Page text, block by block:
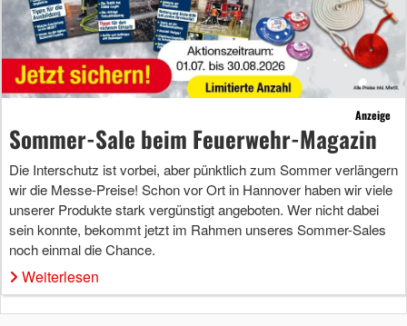
Anzeige
Sommer-Sale beim Feuerwehr-Magazin
Die Interschutz ist vorbei, aber pünktlich zum Sommer verlängern
wir die Messe-Preise! Schon vor Ort in Hannover haben wir viele
unserer Produkte stark vergünstigt angeboten. Wer nicht dabei
sein konnte, bekommt jetzt im Rahmen unseres Sommer-Sales
noch einmal die Chance.
Weiterlesen